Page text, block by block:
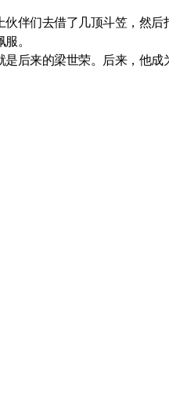
伙伴们去借了几顶斗笠，然
。
后来的梁世荣。后来，他成